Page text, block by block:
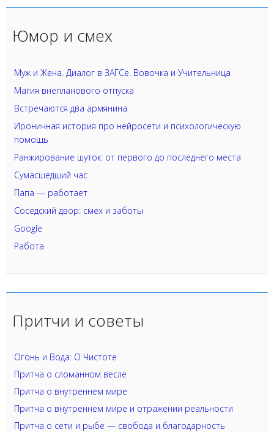
Юмор и смех
Муж и Жена. Диалог в ЗАГСе. Вовочка и Учительница
Магия внепланового отпуска
Встречаются два армянина
Ироничная история про нейросети и психологическую
помощь
Ранжирование шуток: от первого до последнего места
Сумасшедший час
Папа — работает
Соседский двор: смех и заботы
Google
Работа
Притчи и советы
Огонь и Вода: О Чистоте
Притча о сломанном весле
Притча о внутреннем мире
Притча о внутреннем мире и отражении реальности
Притча о сети и рыбе — свобода и благодарность